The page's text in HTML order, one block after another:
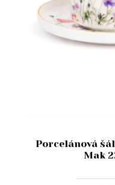
Porcelánová
Mak